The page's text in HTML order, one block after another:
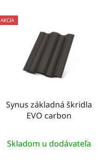
AKCIA
Synus základná škridla
EVO carbon
Skladom u dodávateľa